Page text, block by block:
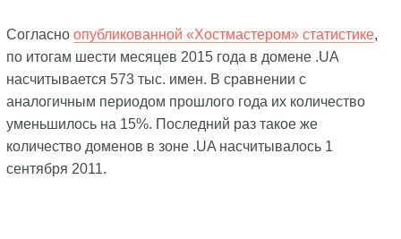
Согласно опубликованной «Хостмастером» статистике,
по итогам шести месяцев 2015 года в домене .UA
насчитывается 573 тыс. имен. В сравнении с
аналогичным периодом прошлого года их количество
уменьшилось на 15%. Последний раз такое же
количество доменов в зоне .UA насчитывалось 1
сентября 2011.